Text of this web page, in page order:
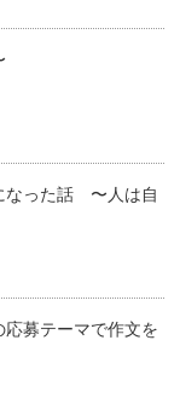
なった話 〜人は自
募テーマで作文を